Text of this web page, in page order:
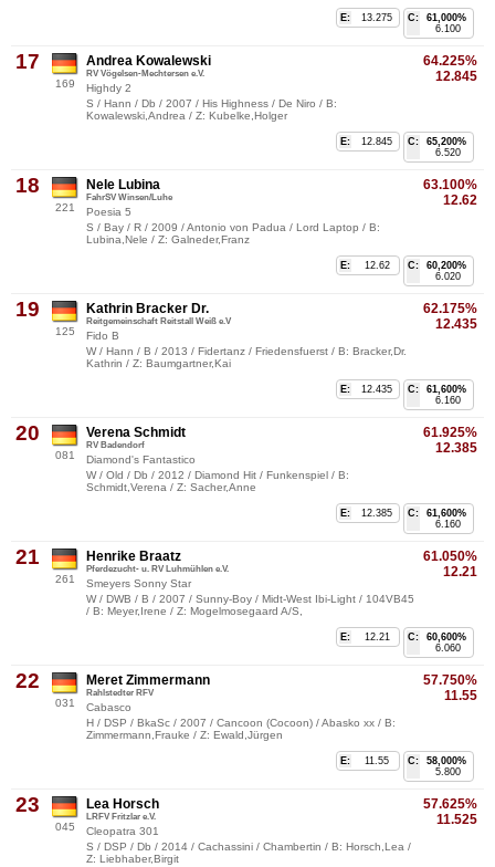
C:
61,000%
6.100
E: 13.275
17
169
64.225%
12.845
Andrea Kowalewski
RV Vögelsen-Mechtersen e.V.
Highdy 2
S / Hann / Db / 2007 / His Highness / De Niro / B:
Kowalewski,Andrea / Z: Kubelke,Holger
C:
65,200%
6.520
E: 12.845
18
221
63.100%
12.62
Nele Lubina
FahrSV Winsen/Luhe
Poesia 5
S / Bay / R / 2009 / Antonio von Padua / Lord Laptop / B:
Lubina,Nele / Z: Galneder,Franz
C:
60,200%
6.020
E: 12.62
19
125
62.175%
12.435
Kathrin Bracker Dr.
Reitgemeinschaft Reitstall Weiß e.V
Fido B
W / Hann / B / 2013 / Fidertanz / Friedensfuerst / B: Bracker,Dr.
Kathrin / Z: Baumgartner,Kai
C:
61,600%
6.160
E: 12.435
20
081
61.925%
12.385
Verena Schmidt
RV Badendorf
Diamond's Fantastico
W / Old / Db / 2012 / Diamond Hit / Funkenspiel / B:
Schmidt,Verena / Z: Sacher,Anne
C:
61,600%
6.160
E: 12.385
21
261
61.050%
12.21
Henrike Braatz
Pferdezucht- u. RV Luhmühlen e.V.
Smeyers Sonny Star
W / DWB / B / 2007 / Sunny-Boy / Midt-West Ibi-Light / 104VB45
/ B: Meyer,Irene / Z: Mogelmosegaard A/S,
C:
60,600%
6.060
E: 12.21
22
031
57.750%
11.55
Meret Zimmermann
Rahlstedter RFV
Cabasco
H / DSP / BkaSc / 2007 / Cancoon (Cocoon) / Abasko xx / B:
Zimmermann,Frauke / Z: Ewald,Jürgen
C:
58,000%
5.800
E: 11.55
23
045
57.625%
11.525
Lea Horsch
LRFV Fritzlar e.V.
Cleopatra 301
S / DSP / Db / 2014 / Cachassini / Chambertin / B: Horsch,Lea /
Z: Liebhaber,Birgit